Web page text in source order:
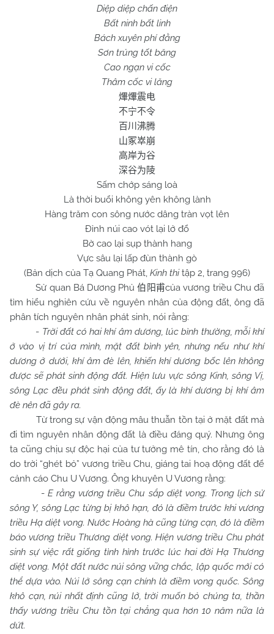
Diệp diệp chấn điện
Bất ninh bất linh
Bách xuyên phí đằng
Sơn trủng tốt băng
Cao ngạn vi cốc
Thâm cốc vi lăng
熚熚震电
不宁不令
百川沸腾
山冢崒崩
高岸为谷
深谷为陵
Sấm chớp sáng loà
Là thời buổi không yên không lành
Hàng trăm con sông nước dâng tràn vọt lên
Đỉnh núi cao vót lại lở đổ
Bờ cao lại sụp thành hang
Vực sâu lại lấp đùn thành gò
(Bản dịch của Tạ Quang Phát, Kinh thitập 2, trang 996)
Sử quan Bá Dương Phủ伯阳甫của vương triều Chu đã
tìm hiểu nghiên cứu về nguyên nhân của động đất, ông đã
phân tích nguyên nhân phát sinh, nói rằng:
- Trời đất có hai khí âm dương, lúc bình thường, mỗi khí
ở vào vị trí của mình, mặt đất bình yên, nhưng nếu như khí
dương ở dưới, khí âm đè lên, khiến khí dương bốc lên không
được sẽ phát sinh động đất. Hiện lưu vực sông Kinh, sông Vị,
sông Lạc đều phát sinh động đất, ấy là khí dương bị khí âm
đè nên đã gây ra.
Từ trong sự vận động mâu thuẫn tồn tại ở mặt đất mà
đi tìm nguyên nhân động đất là điều đáng quý. Nhưng ông
ta cũng chịu sự độc hại của tư tưởng mê tín, cho rằng đó là
do trời “ghét bỏ” vương triều Chu, giáng tai hoạ động đất để
cảnh cáo Chu U Vương. Ông khuyên U Vương rằng:
-E rằng vương triềuChu sắp diệt vong. Trong lịch sử
sông Y, sông Lạc từng bị khô hạn, đó là điềm trước khi vương
triều Hạ diệt vong. Nước Hoàng hà cũng từng cạn, đó là điềm
báo vương triều Thương diệt vong. Hiện vương triều Chu phát
sinh sự việc rất giống tình hình trước lúc hai đời Hạ Thương
diệt vong. Một đất nước núi sông vững chắc, lập quốc mới có
thể dựa vào. Núi lở sông cạn chính là điềm vong quốc. Sông
khô cạn, núi nhất định cũng lở, trời muốn bỏ chúng ta, thần
thấy vương triều Chu tồn tại chẳng qua hơn 10 năm nữa là
dứt.